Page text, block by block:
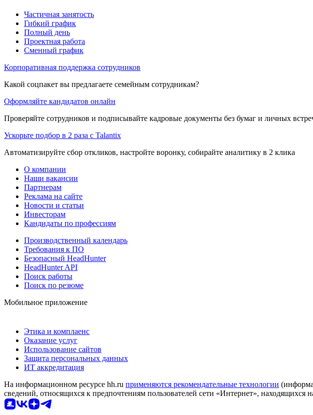
Частичная занятость
Гибкий график
Полный день
Проектная работа
Сменный график
Корпоративная поддержка сотрудников
Какой соцпакет вы предлагаете семейным сотрудникам?
Оформляйте кандидатов онлайн
Проверяйте сотрудников и подписывайте кадровые документы без бумаг и личных
Ускорьте подбор в 2 раза с Talantix
Автоматизируйте сбор откликов, настройте воронку, собирайте аналитику в 2 клика
О компании
Наши вакансии
Партнерам
Реклама на сайте
Новости и статьи
Инвесторам
Кандидаты по профессиям
Производственный календарь
Требования к ПО
Безопасный HeadHunter
HeadHunter API
Поиск работы
Поиск по резюме
Мобильное приложение
Этика и комплаенс
Оказание услуг
Использование сайтов
Защита персональных данных
ИТ аккредитация
На информационном ресурсе hh.ru применяются рекомендательные технологии
сведений, относящихся к предпочтениям пользователей сети «Интернет», находящихся